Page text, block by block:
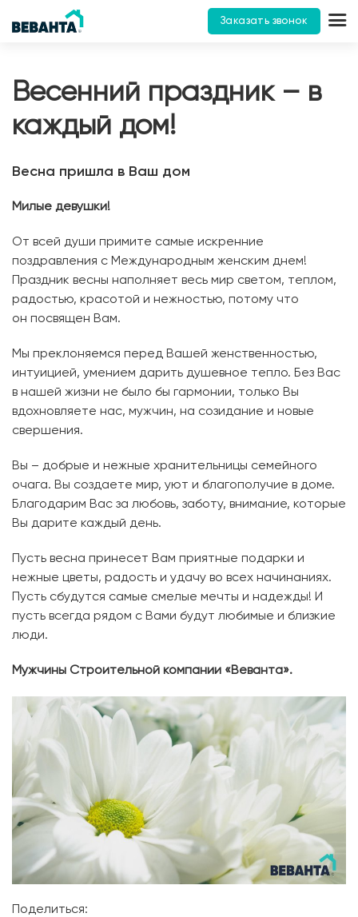
Заказать звонок
Весенний праздник – в
каждый дом!
Весна пришла в Ваш дом
Милые девушки!
От всей души примите самые искренние
поздравления с Международным женским днем!
Праздник весны наполняет весь мир светом, теплом,
радостью, красотой и нежностью, потому что
он посвящен Вам.
Мы преклоняемся перед Вашей женственностью,
интуицией, умением дарить душевное тепло. Без Вас
в нашей жизни не было бы гармонии, только Вы
вдохновляете нас, мужчин, на созидание и новые
свершения.
Вы – добрые и нежные хранительницы семейного
очага. Вы создаете мир, уют и благополучие в доме.
Благодарим Вас за любовь, заботу, внимание, которые
Вы дарите каждый день.
Пусть весна принесет Вам приятные подарки и
нежные цветы, радость и удачу во всех начинаниях.
Пусть сбудутся самые смелые мечты и надежды! И
пусть всегда рядом с Вами будут любимые и близкие
люди.
Мужчины Строительной компании «Веванта».
Поделиться: